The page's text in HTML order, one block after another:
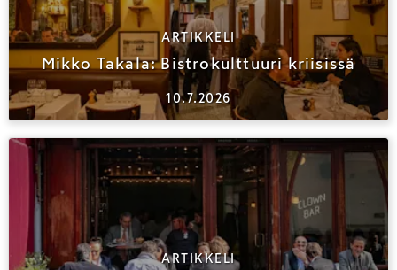
ARTIKKELI
Mikko Takala: Bistrokulttuuri kriisissä
10.7.2026
ARTIKKELI